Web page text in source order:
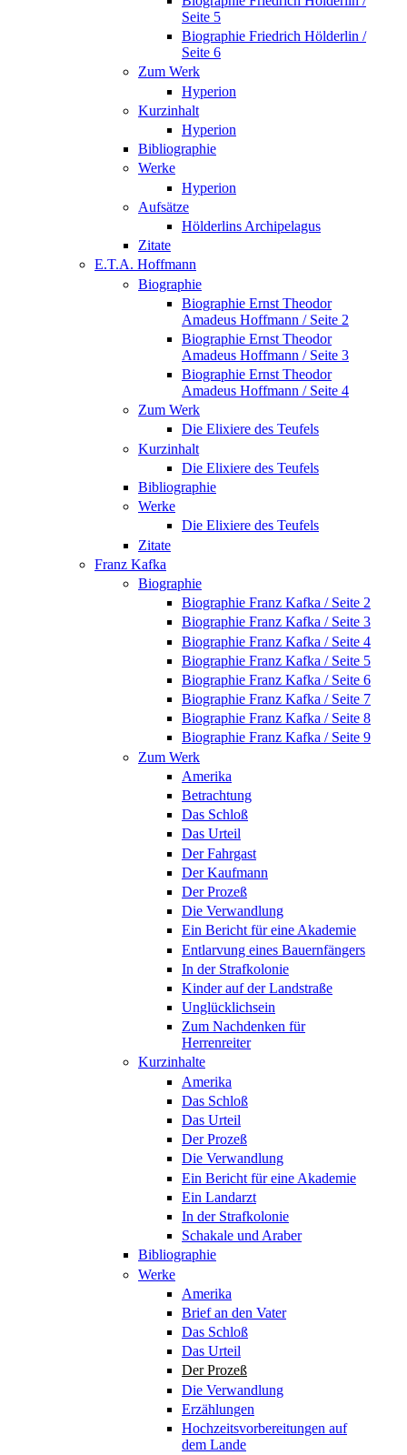
Seite 5
Biographie Friedrich Hölderlin /
Seite 6
Zum Werk
Hyperion
Kurzinhalt
Hyperion
Bibliographie
Werke
Hyperion
Aufsätze
Hölderlins Archipelagus
Zitate
E.T.A. Hoffmann
Biographie
Biographie Ernst Theodor
Amadeus Hoffmann / Seite 2
Biographie Ernst Theodor
Amadeus Hoffmann / Seite 3
Biographie Ernst Theodor
Amadeus Hoffmann / Seite 4
Zum Werk
Die Elixiere des Teufels
Kurzinhalt
Die Elixiere des Teufels
Bibliographie
Werke
Die Elixiere des Teufels
Zitate
Franz Kafka
Biographie
Biographie Franz Kafka / Seite 2
Biographie Franz Kafka / Seite 3
Biographie Franz Kafka / Seite 4
Biographie Franz Kafka / Seite 5
Biographie Franz Kafka / Seite 6
Biographie Franz Kafka / Seite 7
Biographie Franz Kafka / Seite 8
Biographie Franz Kafka / Seite 9
Zum Werk
Amerika
Betrachtung
Das Schloß
Das Urteil
Der Fahrgast
Der Kaufmann
Der Prozeß
Die Verwandlung
Ein Bericht für eine Akademie
Entlarvung eines Bauernfängers
In der Strafkolonie
Kinder auf der Landstraße
Unglücklichsein
Zum Nachdenken für
Herrenreiter
Kurzinhalte
Amerika
Das Schloß
Das Urteil
Der Prozeß
Die Verwandlung
Ein Bericht für eine Akademie
Ein Landarzt
In der Strafkolonie
Schakale und Araber
Bibliographie
Werke
Amerika
Brief an den Vater
Das Schloß
Das Urteil
Der Prozeß
Die Verwandlung
Erzählungen
Hochzeitsvorbereitungen auf
dem Lande